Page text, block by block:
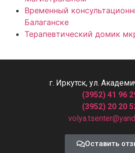
Временный
Балаганске
Терапевтический домик
г. Иркутск, ул.
(3952) 41 96
(3952) 20 20
Оставить